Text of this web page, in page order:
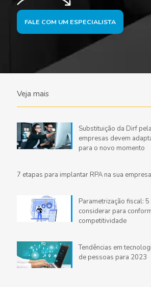
FALE COM UM ESPECIALISTA
Veja mais
Substituição da Dirf
empresas devem
para o novo momento
7 etapas para implantar RPA na sua empresa
Parametrização fiscal:
considerar para
competitividade
Tendências em
de pessoas para 2023